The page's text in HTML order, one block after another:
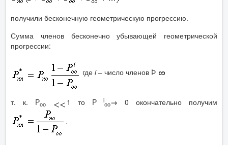
получили бесконечную геометрическую прогрессию.
Сумма членов бесконечно убывающей геометрической
прогрессии:
где i– число членов Þ
т. к. Pоо 1 то P i
оо→ 0 окончательно получим
.